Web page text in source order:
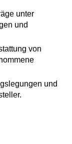
unter
und
von
und